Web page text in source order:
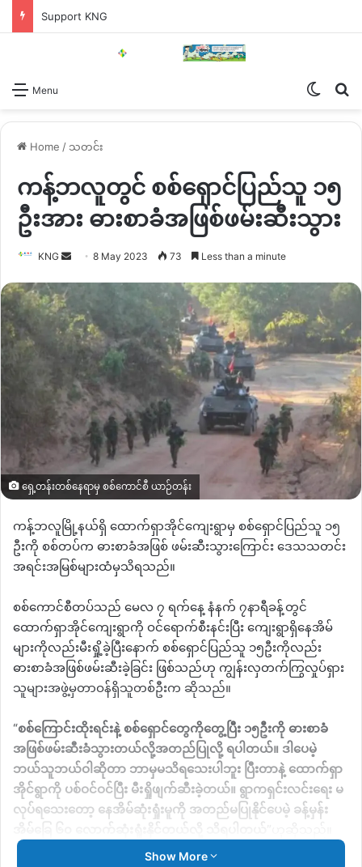
Support KNG
Menu
Home / သတင်း
ကန့်ဘလူတွင် စစ်ရှောင်ပြည်သူ ၁၅
ဦးအား ဓားစာခံအဖြစ်ဖမ်းဆီးသွား
KNG
Send
email
8 May 2023 73 Less than a minute
ရှေ့တန်းတစ်နေရာမှ စစ်ကောင်စီ ယာဉ်တန်း
ကန့်ဘလူမြို့နယ်ရှိ ထောက်ရှာအိုင်ကျေးရွာမှ စစ်ရှောင်ပြည်သူ ၁၅
ဦးကို စစ်တပ်က ဓားစာခံအဖြစ် ဖမ်းဆီးသွားကြောင်း ဒေသသတင်း
အရင်းအမြစ်များထံမှသိရသည်။
စစ်ကောင်စီတပ်သည် မေလ ၇ ရက်နေ့ နံနက် ၇နာရီခန့်တွင်
ထောက်ရှာအိုင်ကျေးရွာကို ဝင်ရောက်စီးနင်းပြီး ကျေးရွာရှိနေအိမ်
များကိုလည်းမီးရှို့ခဲ့ပြီးနောက် စစ်ရှောင်ပြည်သူ ၁၅ဦးကိုလည်း
ဓားစာခံအဖြစ်ဖမ်းဆီးခဲ့ခြင်း ဖြစ်သည်ဟု ကျွန်းလှတက်ကြွလှုပ်ရှား
သူများအဖွဲ့မှတာဝန်ရှိသူတစ်ဦးက ဆိုသည်။
“စစ်ကြောင်းထိုးရင်းနဲ့ စစ်ရှောင်တွေကိုတွေ့ပြီး ၁၅ဦးကို ဓားစာခံ
အဖြစ်ဖမ်းဆီးခံသွားတယ်လို့အတည်ပြုလို့ ရပါတယ်။ ဒါပေမဲ့
ဘယ်သူဘယ်ဝါဆိုတာ ဘာမှမသိရသေးပါဘူး ပြီးတာနဲ့ ထောက်ရှာ
အိုင်ရွာကို ပစ်ဝင်ဝင်ပြီး မီးရှိုဖျက်ဆီးခဲ့တယ်။ ရွာကရှင်းလင်းရေး မ
လုပ်ရသေးတော့ နေအိမ်ဆုံးရှုံးမူကို အတည်မပြုနိုင်ပေမဲ့ ခန့်မှန်း
Show More